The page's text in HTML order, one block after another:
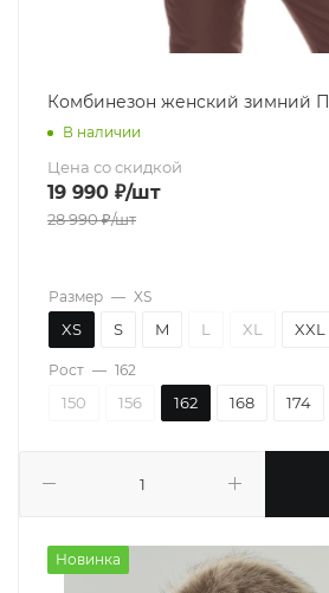
Комбинезон женский зимний
В наличии
Цена со скидкой
19 990 ₽/шт
28 990₽/шт
Размер — XS
XS S M L XL XXL
Рост — 162
150 156 162 168 174
Новинка